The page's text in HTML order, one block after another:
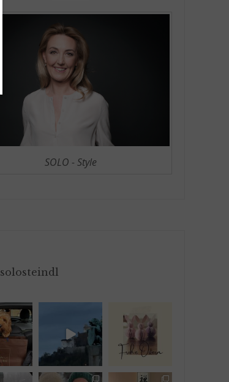
SOLO - Style
solosteindl